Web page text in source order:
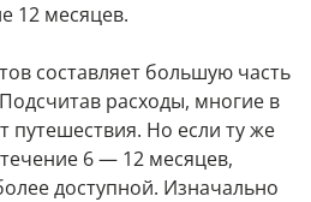
12 месяцев.
составляет большую часть
расходы, многие в
путешествия. Но если ту же
6 — 12 месяцев,
доступной. Изначально